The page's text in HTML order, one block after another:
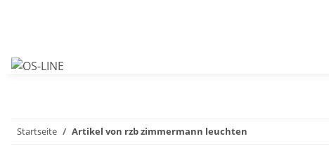
Startseite Artikel von rzb zimmermann leuchten